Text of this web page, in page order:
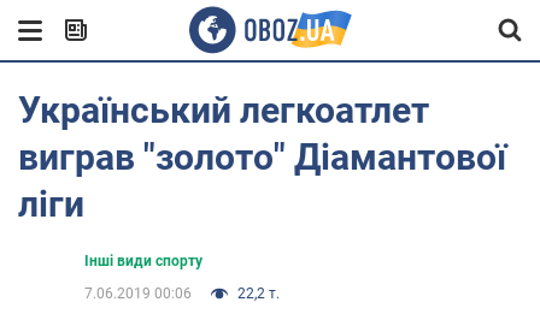
Український легкоатлет
виграв "золото" Діамантової
ліги
Інші види спорту
7.06.2019 00:06
22,2 т.